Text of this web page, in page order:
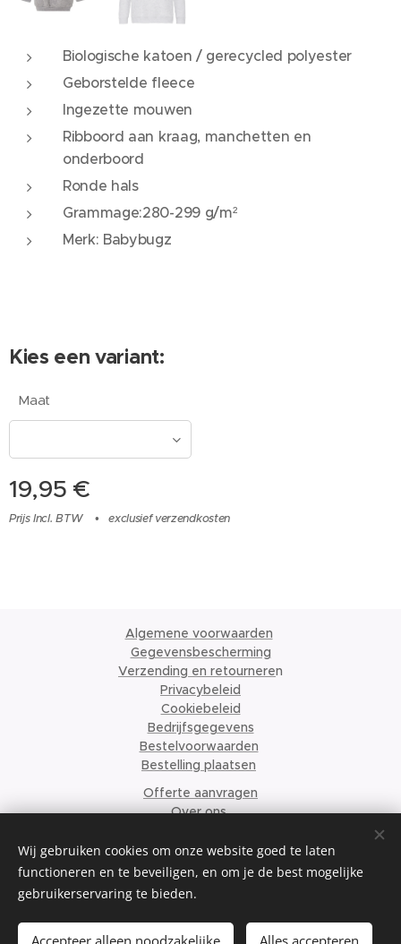
Biologische katoen / gerecycled polyester
Geborstelde fleece
Ingezette mouwen
Ribboord aan kraag, manchetten en
onderboord
Ronde hals
Grammage:280-299 g/m²
Merk: Babybugz
Kies een variant:
Maat
19,95 €
Prijs Incl. BTW exclusief verzendkosten
Algemene voorwaarden
Gegevensbescherming
Verzending en retourneren
Privacybeleid
Cookiebeleid
Bedrijfsgegevens
Bestelvoorwaarden
Bestelling plaatsen
Offerte aanvragen
Over ons
Talen
Nederlands
English
Wij gebruiken cookies om onze website goed te laten
functioneren en te beveiligen, en om je de best mogelijke
gebruikerservaring te bieden.
Accepteer alleen noodzakelijke Alles accepteren